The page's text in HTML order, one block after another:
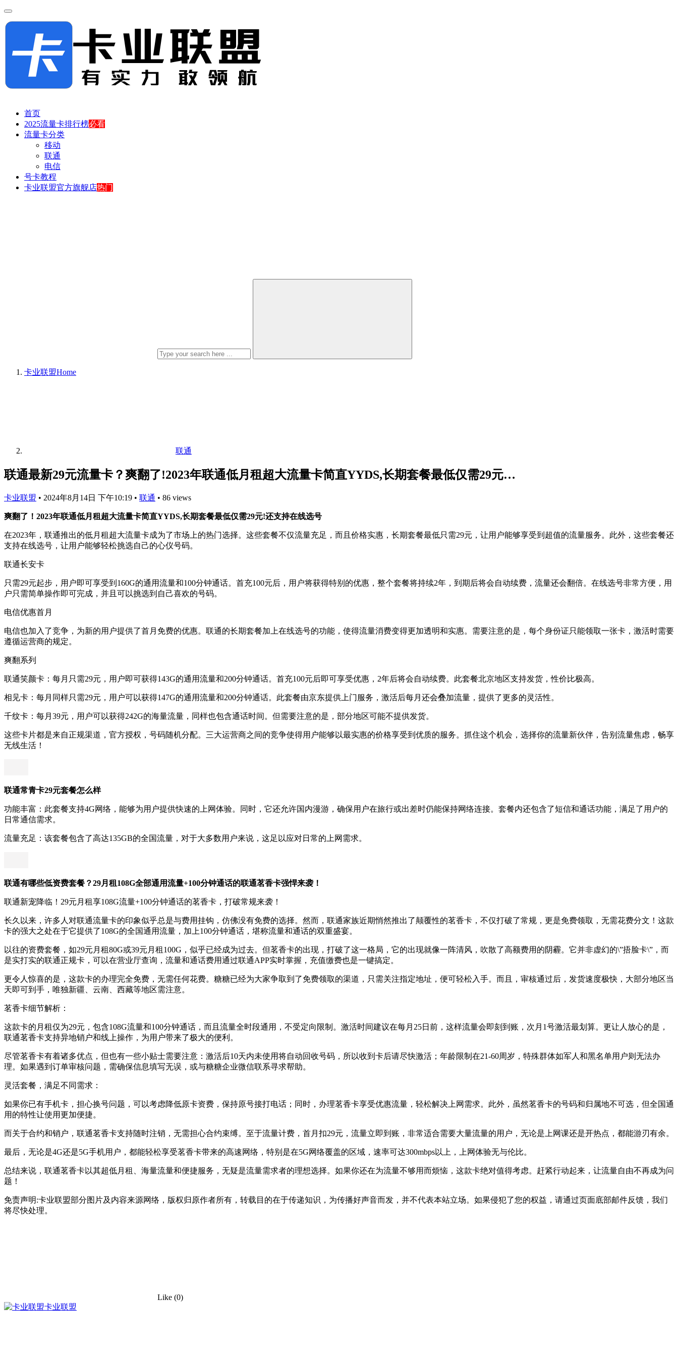
首页
2025流量卡排行榜必看
流量卡分类
移动
联通
电信
号卡教程
卡业联盟官方旗舰店热门
卡业联盟Home
联通
联通最新29元流量卡？爽翻了!2023年联通低月租超大流量卡简直YYDS,长期套餐最低仅需29元…
卡业联盟 • 2024年8月14日 下午10:19 • 联通 • 86 views
爽翻了！2023年联通低月租超大流量卡简直YYDS,长期套餐最低仅需29元!还支持在线选号
在2023年，联通推出的低月租超大流量卡成为了市场上的热门选择。这些套餐不仅流量充足，而且价格实惠，长期套餐最低只需29元，让用户能够享受到超值的流量服务。此外，这些套餐还
支持在线选号，让用户能够轻松挑选自己的心仪号码。
联通长安卡
只需29元起步，用户即可享受到160G的通用流量和100分钟通话。首充100元后，用户将获得特别的优惠，整个套餐将持续2年，到期后将会自动续费，流量还会翻倍。在线选号非常方便，用
户只需简单操作即可完成，并且可以挑选到自己喜欢的号码。
电信优惠首月
电信也加入了竞争，为新的用户提供了首月免费的优惠。联通的长期套餐加上在线选号的功能，使得流量消费变得更加透明和实惠。需要注意的是，每个身份证只能领取一张卡，激活时需要
遵循运营商的规定。
爽翻系列
联通笑颜卡：每月只需29元，用户即可获得143G的通用流量和200分钟通话。首充100元后即可享受优惠，2年后将会自动续费。此套餐北京地区支持发货，性价比极高。
相见卡：每月同样只需29元，用户可以获得147G的通用流量和200分钟通话。此套餐由京东提供上门服务，激活后每月还会叠加流量，提供了更多的灵活性。
千纹卡：每月39元，用户可以获得242G的海量流量，同样也包含通话时间。但需要注意的是，部分地区可能不提供发货。
这些卡片都是来自正规渠道，官方授权，号码随机分配。三大运营商之间的竞争使得用户能够以最实惠的价格享受到优质的服务。抓住这个机会，选择你的流量新伙伴，告别流量焦虑，畅享
无线生活！
联通常青卡29元套餐怎么样
功能丰富：此套餐支持4G网络，能够为用户提供快速的上网体验。同时，它还允许国内漫游，确保用户在旅行或出差时仍能保持网络连接。套餐内还包含了短信和通话功能，满足了用户的
日常通信需求。
流量充足：该套餐包含了高达135GB的全国流量，对于大多数用户来说，这足以应对日常的上网需求。
联通有哪些低资费套餐？29月租108G全部通用流量+100分钟通话的联通茗香卡强悍来袭！
联通新宠降临！29元月租享108G流量+100分钟通话的茗香卡，打破常规来袭！
长久以来，许多人对联通流量卡的印象似乎总是与费用挂钩，仿佛没有免费的选择。然而，联通家族近期悄然推出了颠覆性的茗香卡，不仅打破了常规，更是免费领取，无需花费分文！这款
卡的强大之处在于它提供了108G的全国通用流量，加上100分钟通话，堪称流量和通话的双重盛宴。
以往的资费套餐，如29元月租80G或39元月租100G，似乎已经成为过去。但茗香卡的出现，打破了这一格局，它的出现就像一阵清风，吹散了高额费用的阴霾。它并非虚幻的\”捂脸卡\”，而
是实打实的联通正规卡，可以在营业厅查询，流量和通话费用通过联通APP实时掌握，充值缴费也是一键搞定。
更令人惊喜的是，这款卡的办理完全免费，无需任何花费。糖糖已经为大家争取到了免费领取的渠道，只需关注指定地址，便可轻松入手。而且，审核通过后，发货速度极快，大部分地区当
天即可到手，唯独新疆、云南、西藏等地区需注意。
茗香卡细节解析：
这款卡的月租仅为29元，包含108G流量和100分钟通话，而且流量全时段通用，不受定向限制。激活时间建议在每月25日前，这样流量会即刻到账，次月1号激活最划算。更让人放心的是，
联通茗香卡支持异地销户和线上操作，为用户带来了极大的便利。
尽管茗香卡有着诸多优点，但也有一些小贴士需要注意：激活后10天内未使用将自动回收号码，所以收到卡后请尽快激活；年龄限制在21-60周岁，特殊群体如军人和黑名单用户则无法办
理。如果遇到订单审核问题，需确保信息填写无误，或与糖糖企业微信联系寻求帮助。
灵活套餐，满足不同需求：
如果你已有手机卡，担心换号问题，可以考虑降低原卡资费，保持原号接打电话；同时，办理茗香卡享受优惠流量，轻松解决上网需求。此外，虽然茗香卡的号码和归属地不可选，但全国通
用的特性让使用更加便捷。
而关于合约和销户，联通茗香卡支持随时注销，无需担心合约束缚。至于流量计费，首月扣29元，流量立即到账，非常适合需要大量流量的用户，无论是上网课还是开热点，都能游刃有余。
最后，无论是4G还是5G手机用户，都能轻松享受茗香卡带来的高速网络，特别是在5G网络覆盖的区域，速率可达300mbps以上，上网体验无与伦比。
总结来说，联通茗香卡以其超低月租、海量流量和便捷服务，无疑是流量需求者的理想选择。如果你还在为流量不够用而烦恼，这款卡绝对值得考虑。赶紧行动起来，让流量自由不再成为问
题！
免责声明:卡业联盟部分图片及内容来源网络，版权归原作者所有，转载目的在于传递知识，为传播好声音而发，并不代表本站立场。如果侵犯了您的权益，请通过页面底部邮件反馈，我们
将尽快处理。
Like (0)
卡业联盟